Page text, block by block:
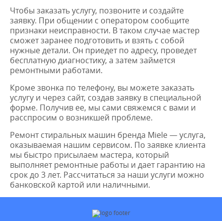
Чтобы заказать услугу, позвоните и создайте
заявку. При общении с оператором сообщите
признаки неисправности. В таком случае мастер
сможет заранее подготовить и взять с собой
нужные детали. Он приедет по адресу, проведет
бесплатную диагностику, а затем займется
ремонтными работами.
Кроме звонка по телефону, вы можете заказать
услугу и через сайт, создав заявку в специальной
форме. Получив ее, мы сами свяжемся с вами и
расспросим о возникшей проблеме.
Ремонт стиральных машин бренда Miele — услуга,
оказываемая нашим сервисом. По заявке клиента
мы быстро присылаем мастера, который
выполняет ремонтные работы и дает гарантию на
срок до 3 лет. Рассчитаться за наши услуги можно
банковской картой или наличными.